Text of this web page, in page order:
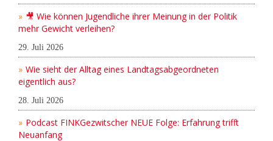
🎥 Wie können Jugendliche ihrer Meinung in der Politik
mehr Gewicht verleihen?
29. Juli 2026
Wie sieht der Alltag eines Landtagsabgeordneten
eigentlich aus?
28. Juli 2026
Podcast FINKGezwitscher NEUE Folge: Erfahrung trifft
Neuanfang